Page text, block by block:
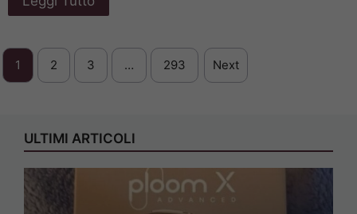
1 2 3 … 293 Next
ULTIMI ARTICOLI